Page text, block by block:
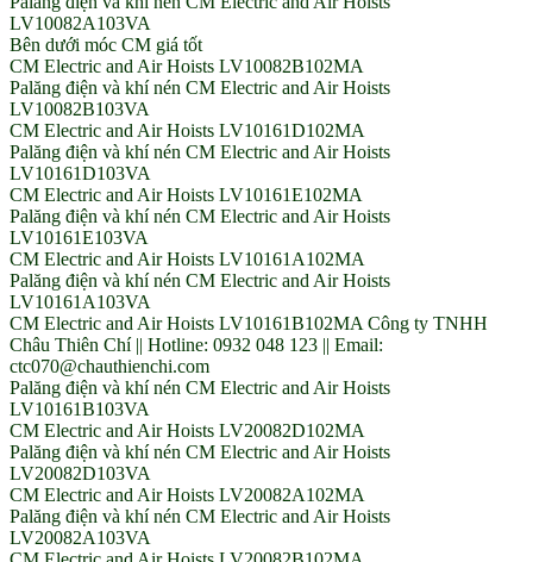
LV10082A103VA
Bên dưới móc CM giá tốt
CM Electric and Air Hoists LV10082B102MA
Palăng điện và khí nén CM Electric and Air Hoists
LV10082B103VA
CM Electric and Air Hoists LV10161D102MA
Palăng điện và khí nén CM Electric and Air Hoists
LV10161D103VA
CM Electric and Air Hoists LV10161E102MA
Palăng điện và khí nén CM Electric and Air Hoists
LV10161E103VA
CM Electric and Air Hoists LV10161A102MA
Palăng điện và khí nén CM Electric and Air Hoists
LV10161A103VA
CM Electric and Air Hoists LV10161B102MA Công ty TNHH
Châu Thiên Chí || Hotline: 0932 048 123 || Email:
ctc070@chauthienchi.com
Palăng điện và khí nén CM Electric and Air Hoists
LV10161B103VA
CM Electric and Air Hoists LV20082D102MA
Palăng điện và khí nén CM Electric and Air Hoists
LV20082D103VA
CM Electric and Air Hoists LV20082A102MA
Palăng điện và khí nén CM Electric and Air Hoists
LV20082A103VA